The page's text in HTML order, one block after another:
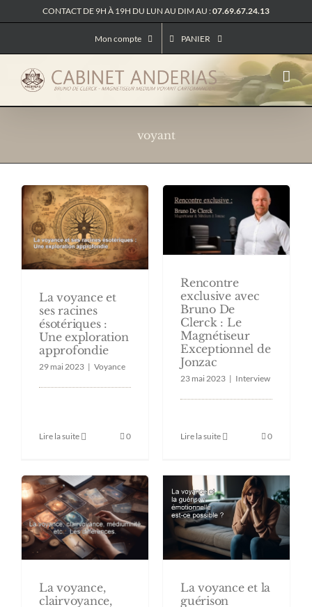
au
CONTACT DE 9H À 19H DU LUN AU DIM AU :07.69.67.24.13
Mon compte PANIER
voyant
La voyance et
ses racines
ésotériques :
Une exploration
approfondie
29 mai 2023 | Voyance
Lire la suite 0
Rencontre
exclusive avec
Bruno De
Clerck : Le
Magnétiseur
Exceptionnel de
Jonzac
23 mai 2023 | Interview
Lire la suite 0
La voyance,
clairvoyance,
La voyance et la
guérison